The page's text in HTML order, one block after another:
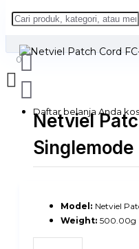
0
Daftar belanja Anda
Netviel
Singlemode
Model: Netviel
Weight: 500.00g